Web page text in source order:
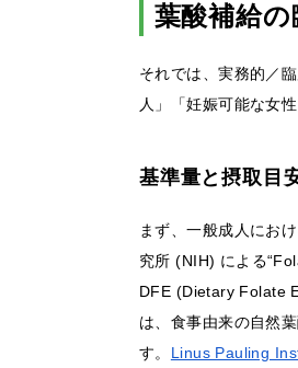
葉酸補給
それでは、実務的／
人」「妊娠可能な女
基準量と摂取目
まず、一般成人にお
究所 (NIH) による
DFE (Dietary Folate
は、食事由来の自然
す。 Linus Pauling